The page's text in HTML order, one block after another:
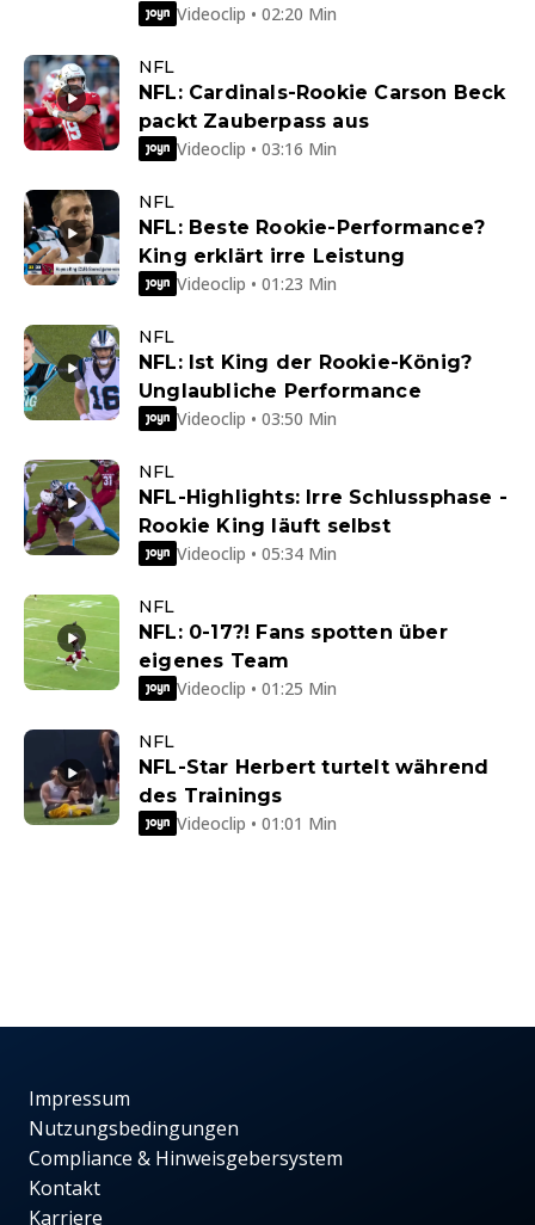
Videoclip • 02:20 Min
NFL
NFL: Cardinals-Rookie Carson Beck
packt Zauberpass aus
Videoclip • 03:16 Min
NFL
NFL: Beste Rookie-Performance?
King erklärt irre Leistung
Videoclip • 01:23 Min
NFL
NFL: Ist King der Rookie-König?
Unglaubliche Performance
Videoclip • 03:50 Min
NFL
NFL-Highlights: Irre Schlussphase -
Rookie King läuft selbst
Videoclip • 05:34 Min
NFL
NFL: 0-17?! Fans spotten über
eigenes Team
Videoclip • 01:25 Min
NFL
NFL-Star Herbert turtelt während
des Trainings
Videoclip • 01:01 Min
Impressum
Nutzungsbedingungen
Compliance & Hinweisgebersystem
Kontakt
Karriere